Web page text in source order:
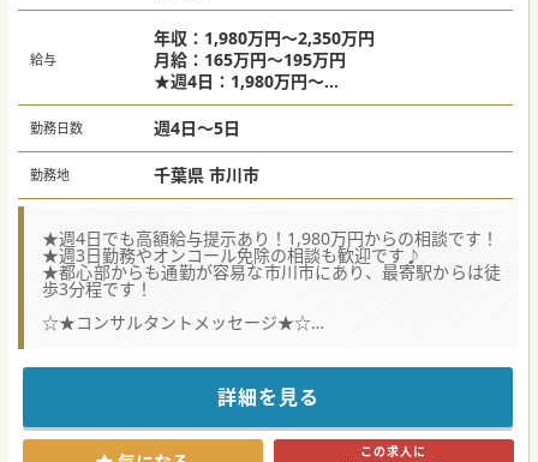
給与
年収：1,980万円～2,350万円
月給：165万円～195万円
★週4日：1,980万円～
★週5日：2,350万円～
勤務日数 週4日～5日
勤務地 千葉県 市川市
★週4日でも高額給与提示あり！1,980万円からの相談です！
★週3日勤務やオンコール免除の相談も歓迎です♪
★都心部からも通勤が容易な市川市にあり、最寄駅からは徒
歩3分程です！
☆★コンサルタントメッセージ★☆
2025年5月に開院したばかりのクリニックです。しかし、法
おり、
黒字経営で大きく成長しています。
特筆すべきは法人全体で取り組んでいる「働きやすさ革命」
です。時短勤務、週3日常勤換算、高年収、昇給などなど
様々な制度で各々のライフステージに合わせ働く医師を支え
詳細を見る
この求人に